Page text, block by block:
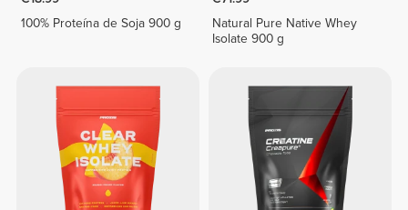
100% Proteína de Soja 900 g
Natural Pure Native Whey
Isolate 900 g